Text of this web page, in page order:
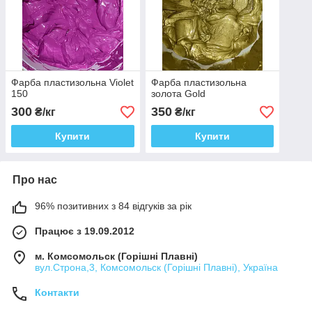
Фарба пластизольна Violet
150
300 ₴/кг
Купити
Фарба пластизольна
золота Gold
350₴/кг
Купити
Про нас
96% позитивних з 84 відгуків за рік
Працює з 19.09.2012
м. Комсомольск (Горішні Плавні)
вул.Строна,3, Комсомольск (Горішні Плавні), Україна
Контакти